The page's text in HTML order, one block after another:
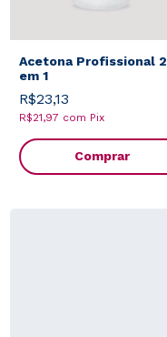
Acetona Profissional 2
em 1
R$23,13
R$21,97 com Pix
Comprar